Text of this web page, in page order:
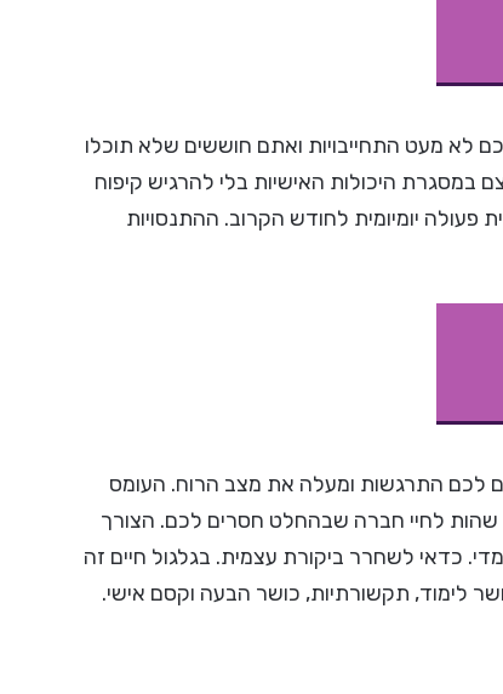
לא מעט התחייבויות ואתם חוששים שלא תוכלו
היכולות האישיות בלי להרגיש קיפוח
פעולה יומיומית לחודש הקרוב. ההתנסויות
לכם התרגשות ומעלה את מצב הרוח. העומס
שהות לחיי חברה שבהחלט חסרים לכם. הצורך
כדאי לשחרר ביקורת עצמית. בגלגול חיים זה
לימוד, תקשורתיות, כושר הבעה וקסם אישי.